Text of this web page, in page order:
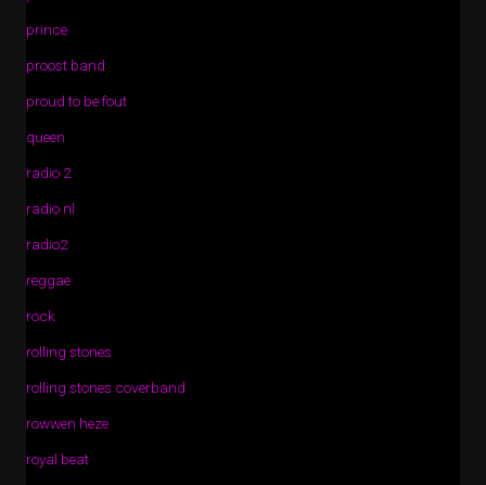
prince
proost band
proud to be fout
queen
radio 2
radio nl
radio2
reggae
rock
rolling stones
rolling stones coverband
rowwen heze
royal beat